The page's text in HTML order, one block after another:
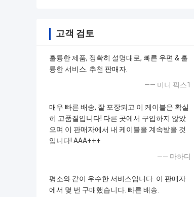
고객 검토
훌륭한 제품, 정확히 설명대로, 빠른 우편 & 훌
륭한 서비스. 추천 판매자.
—— 미니 픽스1
매우 빠른 배송, 잘 포장되고 이 케이블은 확실
히 고품질입니다! 다른 곳에서 구입하지 않았
으며 이 판매자에서 내 케이블을 계속받을 것
입니다! AAA+++
—— 마하디
평소와 같이 우수한 서비스입니다. 이 판매자
에서 몇 번 구매했습니다. 빠른 배송.